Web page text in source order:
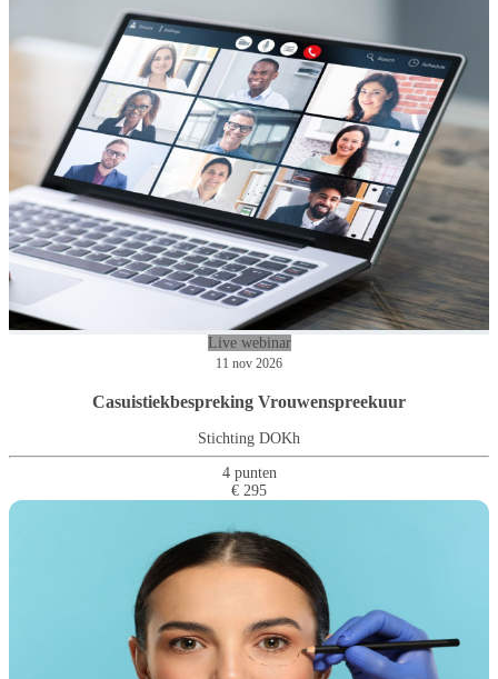
Live webinar
11 nov 2026
Casuistiekbespreking Vrouwenspreekuur
Stichting DOKh
4 punten
€ 295